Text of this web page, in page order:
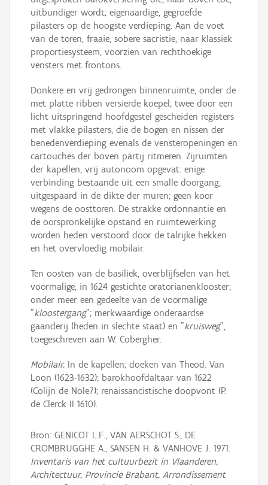
uitbundiger wordt; eigenaardige, gegroefde
pilasters op de hoogste verdieping. Aan de voet
van de toren, fraaie, sobere sacristie, naar klassiek
proportiesysteem, voorzien van rechthoekige
vensters met frontons.
Donkere en vrij gedrongen binnenruimte, onder de
met platte ribben versierde koepel; twee door een
licht uitspringend hoofdgestel gescheiden registers
met vlakke pilasters, die de bogen en nissen der
benedenverdieping evenals de vensteropeningen en
cartouches der boven partij ritmeren. Zijruimten
der kapellen, vrij autonoom opgevat: enige
verbinding bestaande uit een smalle doorgang,
uitgespaard in de dikte der muren; geen koor
wegens de oosttoren. De strakke ordonnantie en
de oorspronkelijke opstand en ruimtewerking
worden heden verstoord door de talrijke hekken
en het overvloedig mobilair.
Ten oosten van de basiliek, overblijfselen van het
voormalige, in 1624 gestichte oratorianenklooster;
onder meer een gedeelte van de voormalige
"kloostergang"; merkwaardige onderaardse
gaanderij (heden in slechte staat) en "kruisweg",
toegeschreven aan W. Cobergher.
Mobilair. In de kapellen; doeken van Theod. Van
Loon (1623-1632); barokhoofdaltaar van 1622
(Colijn de Nole?); renaissancistische doopvont (P.
de Clerck II 1610).
Bron: GENICOT L.F., VAN AERSCHOT S., DE
CROMBRUGGHE A., SANSEN H. & VANHOVE J. 1971:
Inventaris van het cultuurbezit in Vlaanderen,
Architectuur, Provincie Brabant, Arrondissement